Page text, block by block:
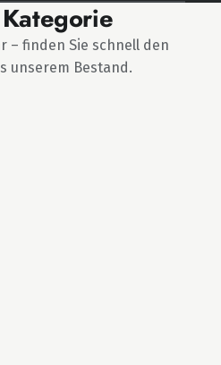
– finden Sie schnell den
unserem Bestand.